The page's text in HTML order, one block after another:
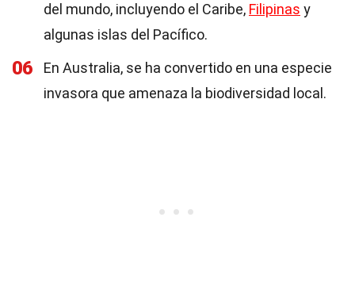
del mundo, incluyendo el Caribe, Filipinas y
algunas islas del Pacífico.
06
En Australia, se ha convertido en una especie
invasora que amenaza la biodiversidad local.